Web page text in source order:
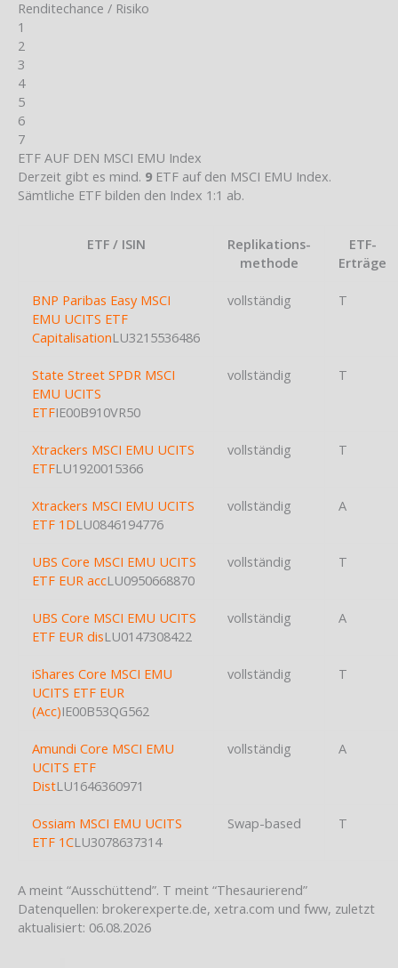
Renditechance / Risiko
1
2
3
4
5
6
7
ETF AUF DEN MSCI EMU Index
Derzeit gibt es mind. 9 ETF auf den MSCI EMU Index.
Sämtliche ETF bilden den Index 1:1 ab.
ETF / ISIN
Replikations-
methode
ETF-
Erträge
BNP Paribas Easy MSCI
EMU UCITS ETF
CapitalisationLU3215536486
vollständig T
State Street SPDR MSCI
EMU UCITS
ETFIE00B910VR50
vollständig T
Xtrackers MSCI EMU UCITS
ETFLU1920015366
vollständig T
Xtrackers MSCI EMU UCITS
ETF 1DLU0846194776
vollständig A
UBS Core MSCI EMU UCITS
ETF EUR accLU0950668870
vollständig T
UBS Core MSCI EMU UCITS
ETF EUR disLU0147308422
vollständig A
iShares Core MSCI EMU
UCITS ETF EUR
(Acc)IE00B53QG562
vollständig T
Amundi Core MSCI EMU
UCITS ETF
DistLU1646360971
vollständig A
Ossiam MSCI EMU UCITS
ETF 1CLU3078637314
Swap-based T
A meint “Ausschüttend”. T meint “Thesaurierend”
Datenquellen: brokerexperte.de, xetra.com und fww, zuletzt
aktualisiert: 06.08.2026